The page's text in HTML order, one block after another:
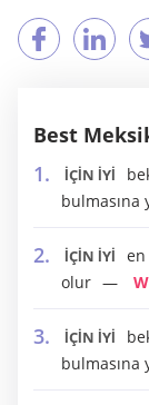
Best
İÇİN İYİ
bulmasına
İÇİN İYİ
en
olur
İÇİN İYİ
bulmasına